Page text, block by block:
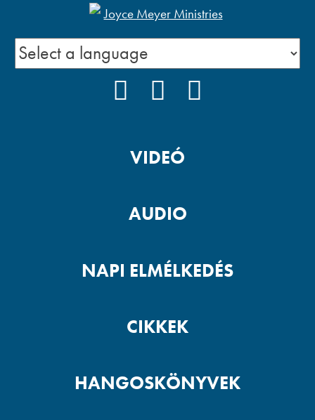
VIDEÓ
AUDIO
NAPI ELMÉLKEDÉS
CIKKEK
HANGOSKÖNYVEK